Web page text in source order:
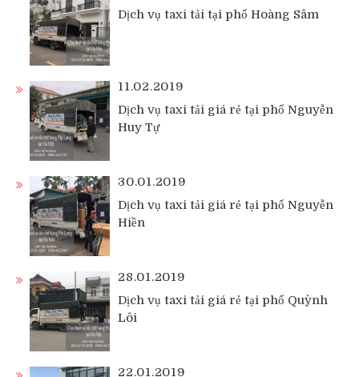
Dịch vụ taxi tải tại phố Hoàng Sâm
11.02.2019
Dịch vụ taxi tải giá rẻ tại phố Nguyễn
Huy Tự
30.01.2019
Dịch vụ taxi tải giá rẻ tại phố Nguyễn
Hiền
28.01.2019
Dịch vụ taxi tải giá rẻ tại phố Quỳnh
Lôi
22.01.2019